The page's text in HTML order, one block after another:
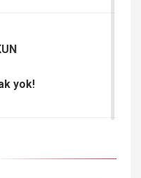
yok!